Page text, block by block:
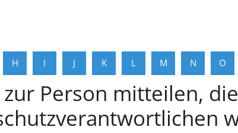
H I J K L M N O
Person mitteilen,